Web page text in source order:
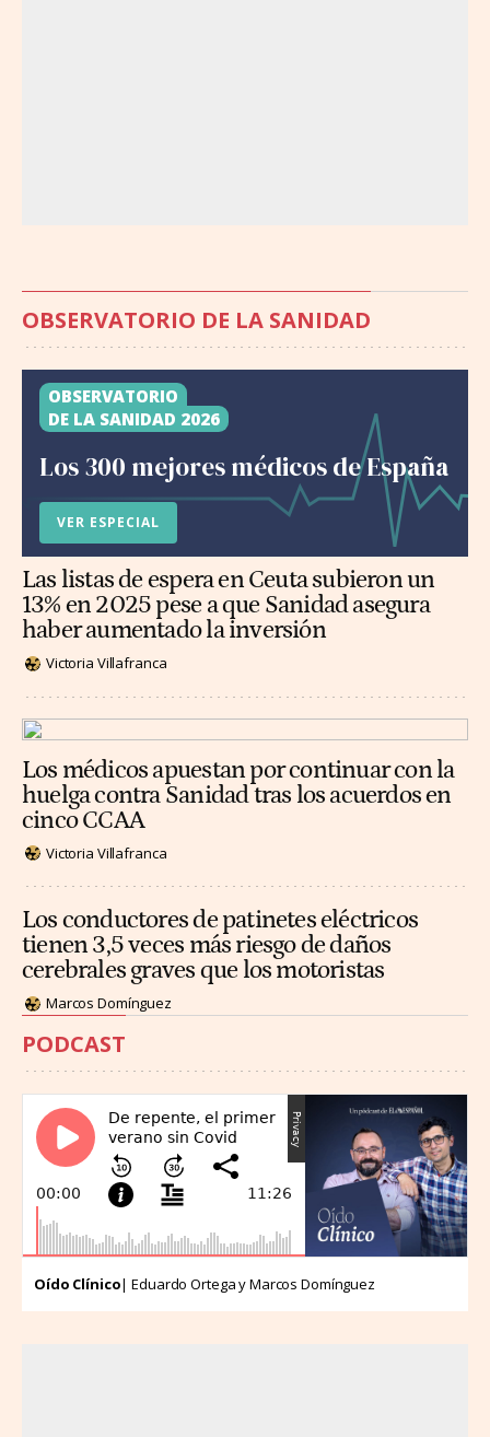
OBSERVATORIO DE LA SANIDAD
OBSERVATORIO
DE LA SANIDAD 2026
Los 300 mejores médicos de España
VER ESPECIAL
Las listas de espera en Ceuta subieron un
13% en 2025 pese a que Sanidad asegura
haber aumentado la inversión
Victoria Villafranca
Los médicos apuestan por continuar con la
huelga contra Sanidad tras los acuerdos en
cinco CCAA
Victoria Villafranca
Los conductores de patinetes eléctricos
tienen 3,5 veces más riesgo de daños
cerebrales graves que los motoristas
Marcos Domínguez
PODCAST
Oído Clínico| Eduardo Ortega y Marcos Domínguez